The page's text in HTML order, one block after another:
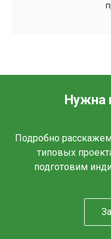
Нужна
Подробно
типовых
подготовим